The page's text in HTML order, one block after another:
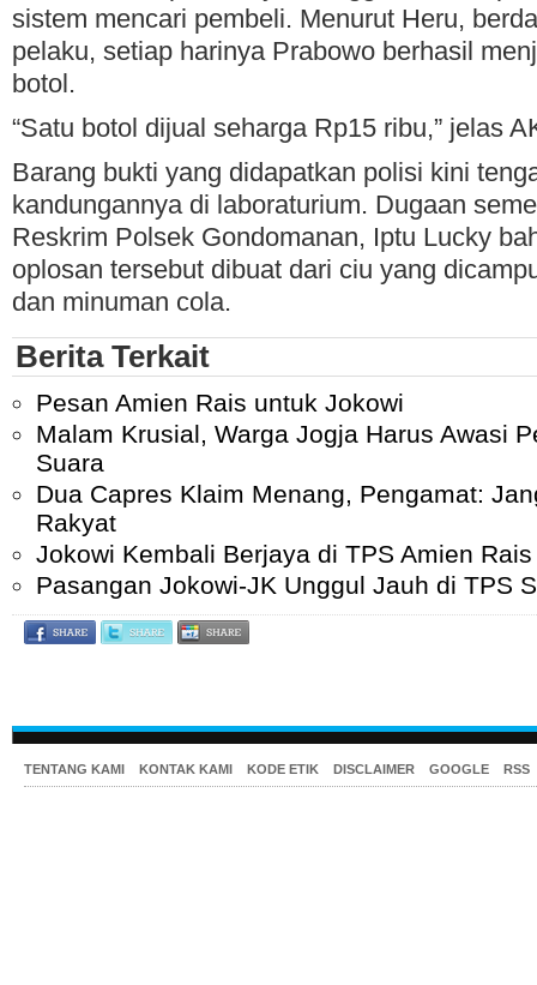
sistem mencari pembeli. Menurut Heru,
pelaku, setiap harinya Prabowo berhasil
botol.
“Satu botol dijual seharga Rp15 ribu,” jelas
Barang bukti yang didapatkan polisi kini
kandungannya di laboraturium. Dugaan
Reskrim Polsek Gondomanan, Iptu Lucky
oplosan tersebut dibuat dari ciu yang
dan minuman cola.
Berita Terkait
Pesan Amien Rais untuk Jokowi
Malam Krusial, Warga Jogja Harus Awasi
Suara
Dua Capres Klaim Menang, Pengamat:
Rakyat
Jokowi Kembali Berjaya di TPS Amien Rais
Pasangan Jokowi-JK Unggul Jauh di TPS
TENTANG KAMI KONTAK KAMI KODE ETIK DISCLAIMER GOOGLE RSS